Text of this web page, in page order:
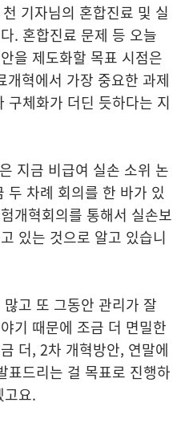
기자님의 혼합진료 및 실
. 혼합진료 문제 등 오늘
을 제도화할 목표 시점은
개혁에서 가장 중요한 과제
구체화가 더딘 듯하다는 지
지금 비급여 실손 소위 논
두 차례 회의를 한 바가 있
개혁회의를 통해서 실손보
있는 것으로 알고 있습니
고 또 그동안 관리가 잘
기 때문에 조금 더 면밀한
더, 2차 개혁방안, 연말에
표드리는 걸 목표로 진행하
고요.